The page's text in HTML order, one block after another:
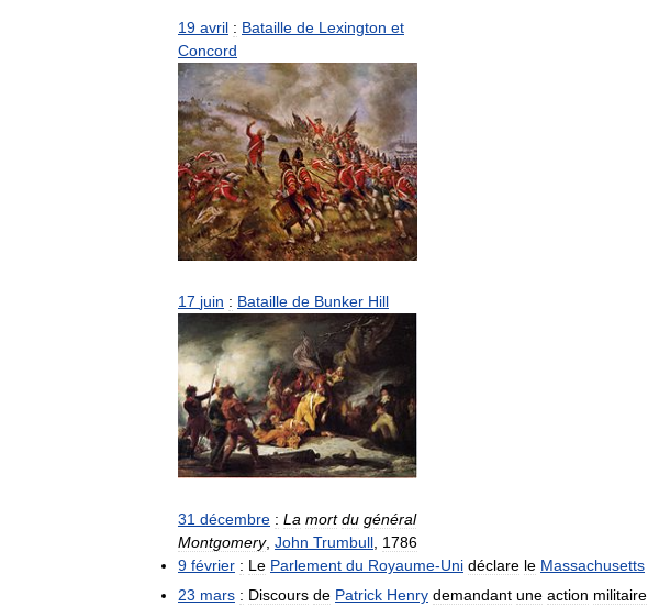
19 avril : Bataille de Lexington et
Concord
17 juin : Bataille de Bunker Hill
31 décembre : La mort du général
Montgomery, John Trumbull 1786
9 février : Le Parlement du Royaume-Uni déclare le Massachusetts
23 mars : Discours de Patrick Henry demandant une action militaire